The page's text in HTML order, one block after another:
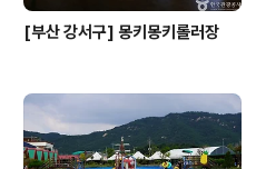
[부산 강서구] 몽키몽키롤러장